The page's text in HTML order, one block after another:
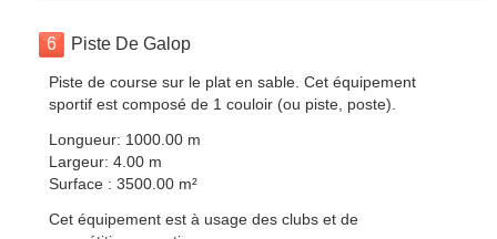
6 Piste De Galop
Piste de course sur le plat en sable. Cet équipement
sportif est composé de 1 couloir (ou piste, poste).
Longueur: 1000.00 m
Largeur: 4.00 m
Surface : 3500.00 m²
Cet équipement est à usage des clubs et de